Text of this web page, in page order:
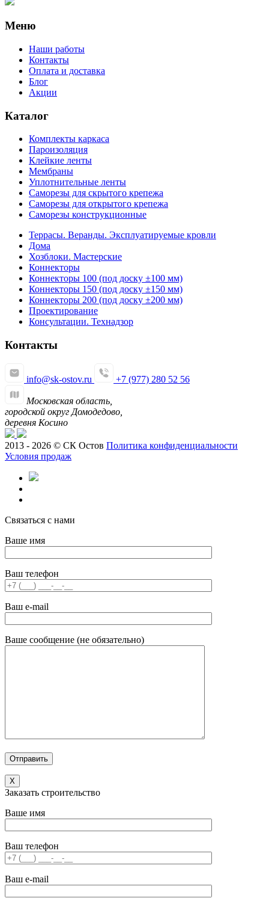
Меню
Наши работы
Контакты
Оплата и доставка
Блог
Акции
Каталог
Комплекты каркаса
Пароизоляция
Клейкие ленты
Мембраны
Уплотнительные ленты
Саморезы для скрытого крепежа
Саморезы для открытого крепежа
Саморезы конструкционные
Террасы. Веранды. Эксплуатируемые кровли
Дома
Хозблоки. Мастерские
Коннекторы
Коннекторы 100 (под доску ±100 мм)
Коннекторы 150 (под доску ±150 мм)
Коннекторы 200 (под доску ±200 мм)
Проектирование
Консультации. Технадзор
Контакты
info@sk-ostov.ru +7 (977) 280 52 56
Московская область,
городской округ Домодедово,
деревня Косино
2013 - 2026 © СК Остов Политика конфиденциальности
Условия продаж
Связаться с нами
Ваше имя
Ваш телефон
Ваш e-mail
Ваше сообщение (не обязательно)
X
Заказать строительство
Ваше имя
Ваш телефон
Ваш e-mail